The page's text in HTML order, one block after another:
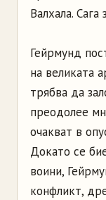
Валхала. Сага
Гейрмунд
на великата
трябва да
преодолее
очакват в
Докато се
воини,
конфликт,